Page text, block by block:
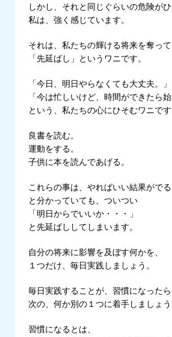
しかし、それと同じぐらいの危険がひ
私は、強く感じています。
それは、私たちの輝ける将来を奪って
「先延ばし」というワニです。
「今日、明日やらなくても大丈夫。」
「今は忙しいけど、時間ができたら始
という、私たちの心にひそむワニです
良書を読む。
運動をする。
子供に本を読んであげる。
これらの事は、やればいい結果がでる
と分かっていても、ついつい
「明日からでいいか・・・」
と先延ばししてしまいます。
自分の将来に影響を及ぼす何かを、
１つだけ、毎日実践しましょう。
毎日実践することが、習慣になったら
次の、何か別の１つに着手しましょう
習慣になるとは、